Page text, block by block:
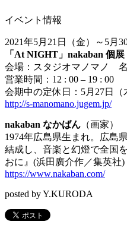
イベント情報
2021年5月21日（金）～5月
「At NIGHT」nakaban 個展
会場：スタジオマノマノ 名
営業時間：12 : 00 – 19 : 00
会期中の定休日：5月27日（
http://s-manomano.jugem.jp/
nakaban なかばん （画家）
1974年広島県生まれ。広島
結成し、音楽と幻燈で全国
おに』(浜田廣介作／集英社
https://www.nakaban.com/
posted by Y.KURODA